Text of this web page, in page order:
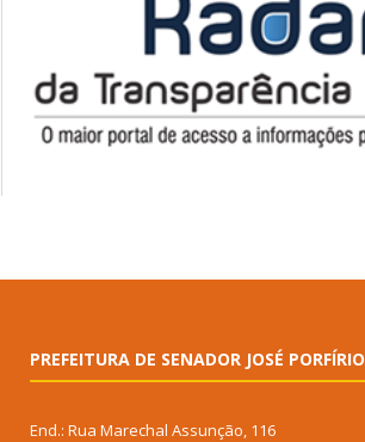
PREFEITURA DE SENADOR JOSÉ PORFÍRIO
End.: Rua Marechal Assunção, 116